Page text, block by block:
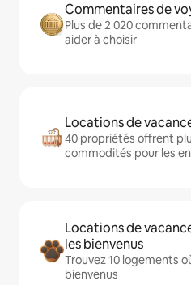
Commentaires de
Plus de 2 020
aider à choisir
Locations de
40 propriétés offrent
commodités pour les
Locations de
les bienvenus
Trouvez 10 logements
bienvenus